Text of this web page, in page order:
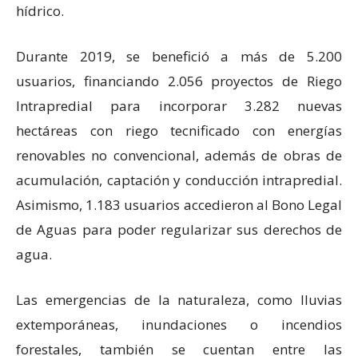
hídrico.
Durante 2019, se benefició a más de 5.200
usuarios, financiando 2.056 proyectos de Riego
Intrapredial para incorporar 3.282 nuevas
hectáreas con riego tecnificado con energías
renovables no convencional, además de obras de
acumulación, captación y conducción intrapredial.
Asimismo, 1.183 usuarios accedieron al Bono Legal
de Aguas para poder regularizar sus derechos de
agua.
Las emergencias de la naturaleza, como lluvias
extemporáneas, inundaciones o incendios
forestales, también se cuentan entre las